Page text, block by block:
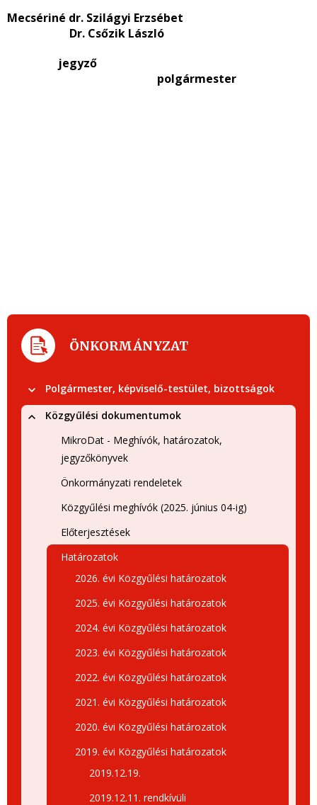
Mecsériné dr. Szilágyi Erzsébet
Dr. Csőzik László
jegyző
polgármester
ÖNKORMÁNYZAT
Polgármester, képviselő-testület, bizottságok
Közgyűlési dokumentumok
MikroDat - Meghívók, határozatok,
jegyzőkönyvek
Önkormányzati rendeletek
Közgyűlési meghívók (2025. június 04-ig)
Előterjesztések
Határozatok
2026. évi Közgyűlési határozatok
2025. évi Közgyűlési határozatok
2024. évi Közgyűlési határozatok
2023. évi Közgyűlési határozatok
2022. évi Közgyűlési határozatok
2021. évi Közgyűlési határozatok
2020. évi Közgyűlési határozatok
2019. évi Közgyűlési határozatok
2019.12.19.
2019.12.11. rendkívüli